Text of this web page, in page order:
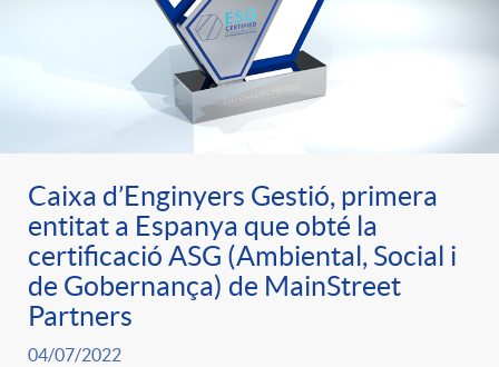
Caixa d’Enginyers Gestió, primera
entitat a Espanya que obté la
certificació ASG (Ambiental, Social i
de Gobernança) de MainStreet
Partners
04/07/2022